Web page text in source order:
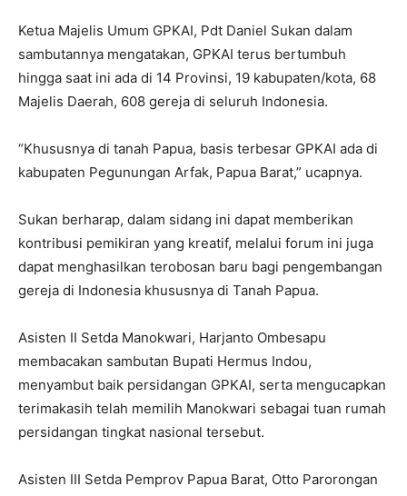
Ketua Majelis Umum GPKAI, Pdt Daniel Sukan dalam
sambutannya mengatakan, GPKAI terus bertumbuh
hingga saat ini ada di 14 Provinsi, 19 kabupaten/kota, 68
Majelis Daerah, 608 gereja di seluruh Indonesia.
“Khususnya di tanah Papua, basis terbesar GPKAI ada di
kabupaten Pegunungan Arfak, Papua Barat,” ucapnya.
Sukan berharap, dalam sidang ini dapat memberikan
kontribusi pemikiran yang kreatif, melalui forum ini juga
dapat menghasilkan terobosan baru bagi pengembangan
gereja di Indonesia khususnya di Tanah Papua.
Asisten II Setda Manokwari, Harjanto Ombesapu
membacakan sambutan Bupati Hermus Indou,
menyambut baik persidangan GPKAI, serta mengucapkan
terimakasih telah memilih Manokwari sebagai tuan rumah
persidangan tingkat nasional tersebut.
Asisten III Setda Pemprov Papua Barat, Otto Parorongan